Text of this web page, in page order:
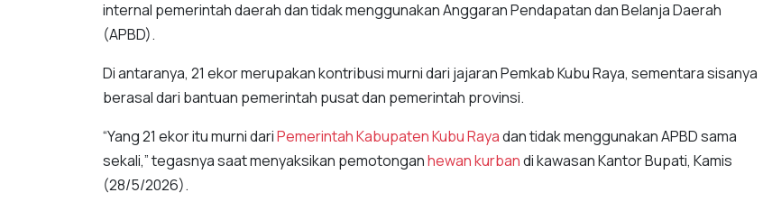
internal pemerintah daerah dan tidak menggunakan Anggaran Pendapatan dan Belanja Daerah
(APBD).
Di antaranya, 21 ekor merupakan kontribusi murni dari jajaran Pemkab Kubu Raya, sementara sisanya
berasal dari bantuan pemerintah pusat dan pemerintah provinsi.
“Yang 21 ekor itu murni dariPemerintah Kabupaten Kubu Rayadan tidak menggunakan APBD sama
sekali,” tegasnya saat menyaksikan pemotonganhewan kurbandi kawasan Kantor Bupati, Kamis
(28/5/2026).